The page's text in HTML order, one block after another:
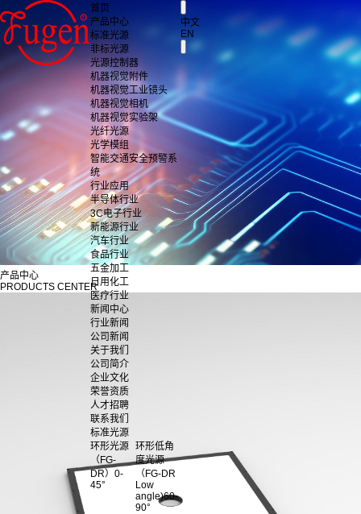
首页
产品中心
标准光源
非标光源
光源控制器
机器视觉附件
机器视觉工业镜头
机器视觉相机
机器视觉实验架
光纤光源
光学模组
智能交通安全预警系
统
行业应用
半导体行业
3C电子行业
新能源行业
汽车行业
食品行业
五金加工
日用化工
医疗行业
新闻中心
行业新闻
公司新闻
关于我们
公司简介
企业文化
荣誉资质
人才招聘
联系我们
标准光源
环形光源
（FG-
DR）0-
45°
环形低角
度光源
（FG-DR
Low
angle)60-
90°
中文
EN
产品中心
PRODUCTS CENTER